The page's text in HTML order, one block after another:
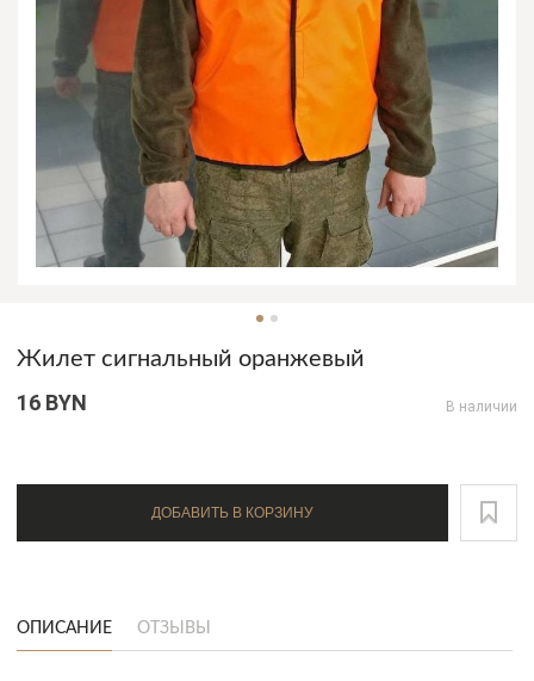
Жилет сигнальный оранжевый
16 BYN В наличии
ДОБАВИТЬ В КОРЗИНУ
ОПИСАНИЕ ОТЗЫВЫ